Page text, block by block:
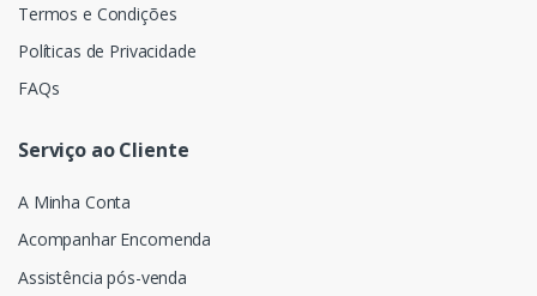
Termos e Condições
Políticas de Privacidade
FAQs
Serviço ao Cliente
A Minha Conta
Acompanhar Encomenda
Assistência pós-venda